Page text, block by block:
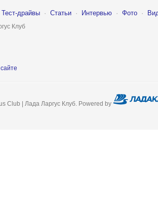
Тест-драйвы · Статьи · Интервью · Фото ·
Клуб
Club | Лада Ларгус Клуб. Powered by